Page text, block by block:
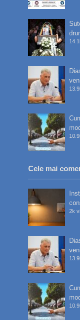
Cele mai
2k